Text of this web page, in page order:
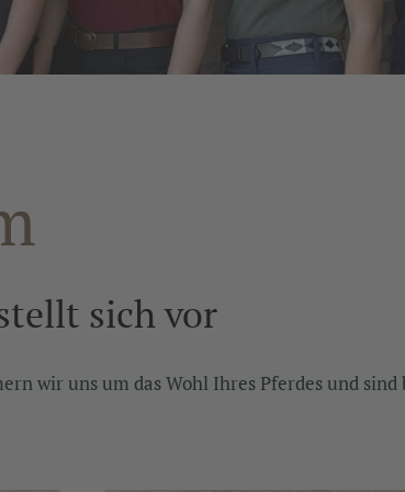
sich vor
wir uns um das Wohl Ihres Pferdes und sind